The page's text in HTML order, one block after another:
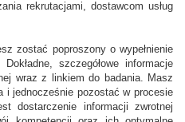
rekrutacjami, dostawcom usług
zostać poproszony o wypełnienie
szczegółowe informacje
wraz z linkiem do badania. Masz
i jednocześnie pozostać w procesie
dostarczenie informacji zwrotnej